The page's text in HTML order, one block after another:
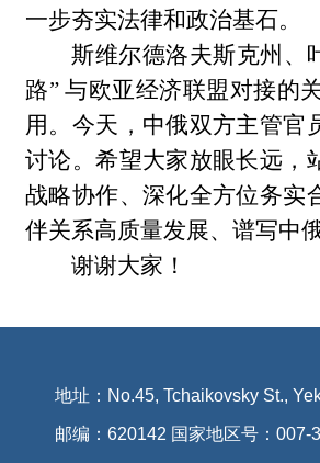
一步夯实法律和政治基石。
斯维尔德洛夫斯克州、
路” 与欧亚经济联盟对接的
用。今天，中俄双方主管官
讨论。希望大家放眼长远，
战略协作、深化全方位务实
伴关系高质量发展、谱写中
谢谢大家！
地址：No.45, Tchaikovsky St.,
邮编：620142 国家地区号：007-